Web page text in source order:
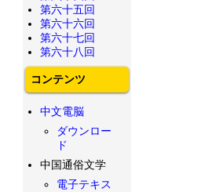
第六十五回
第六十六回
第六十七回
第六十八回
コンテンツ
中文電脳
ダウンロー
ド
中国通俗文学
電子テキス